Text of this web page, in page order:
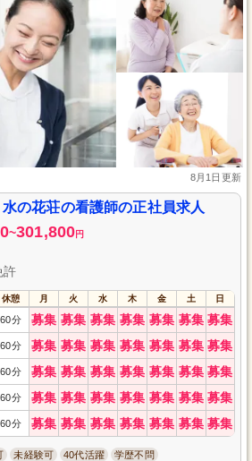
8月1日更新
の花荘の看護師の正社員求人
~301,800円
許
休憩 月 火 水 木 金 土 日
60分 募集 募集 募集 募集 募集 募集 募集
60分 募集 募集 募集 募集 募集 募集 募集
60分 募集 募集 募集 募集 募集 募集 募集
60分 募集 募集 募集 募集 募集 募集 募集
60分 募集 募集 募集 募集 募集 募集 募集
未経験可 40代活躍 学歴不問